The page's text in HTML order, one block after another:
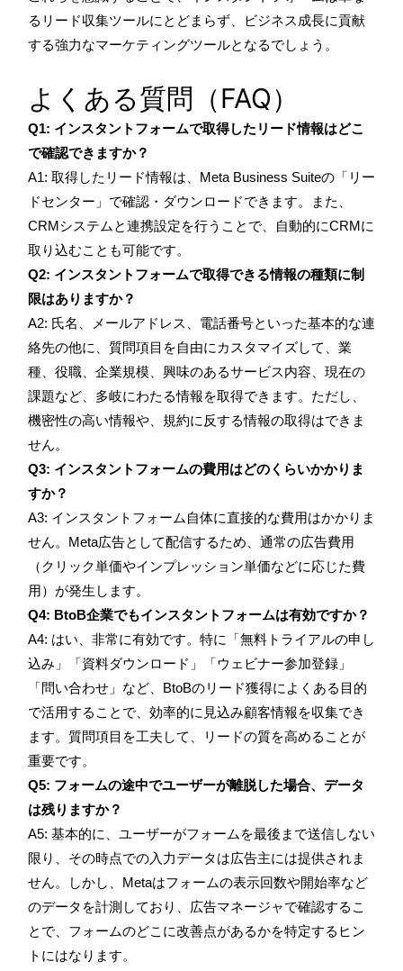
るリード収集ツールにとどまらず、ビジネス成長に貢献
する強力なマーケティングツールとなるでしょう。
よくある質問（FAQ）
Q1: インスタントフォームで取得したリード情報はどこ
で確認できますか？
A1: 取得したリード情報は、Meta Business Suiteの「リー
ドセンター」で確認・ダウンロードできます。また、
CRMシステムと連携設定を行うことで、自動的にCRMに
取り込むことも可能です。
Q2: インスタントフォームで取得できる情報の種類に制
限はありますか？
A2: 氏名、メールアドレス、電話番号といった基本的な連
絡先の他に、質問項目を自由にカスタマイズして、業
種、役職、企業規模、興味のあるサービス内容、現在の
課題など、多岐にわたる情報を取得できます。ただし、
機密性の高い情報や、規約に反する情報の取得はできま
せん。
Q3: インスタントフォームの費用はどのくらいかかりま
すか？
A3: インスタントフォーム自体に直接的な費用はかかりま
せん。Meta広告として配信するため、通常の広告費用
（クリック単価やインプレッション単価などに応じた費
用）が発生します。
Q4: BtoB企業でもインスタントフォームは有効ですか？
A4: はい、非常に有効です。特に「無料トライアルの申し
込み」「資料ダウンロード」「ウェビナー参加登録」
「問い合わせ」など、BtoBのリード獲得によくある目的
で活用することで、効率的に見込み顧客情報を収集でき
ます。質問項目を工夫して、リードの質を高めることが
重要です。
Q5: フォームの途中でユーザーが離脱した場合、データ
は残りますか？
A5: 基本的に、ユーザーがフォームを最後まで送信しない
限り、その時点での入力データは広告主には提供されま
せん。しかし、Metaはフォームの表示回数や開始率など
のデータを計測しており、広告マネージャで確認するこ
とで、フォームのどこに改善点があるかを特定するヒン
トにはなります。